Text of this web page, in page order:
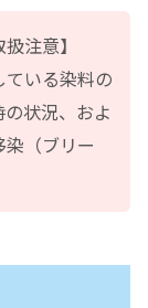
注意】
いる染料の
状況、およ
（ブリー